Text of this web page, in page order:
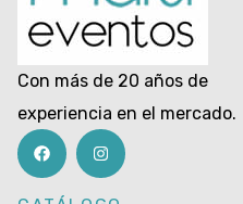
Con más de 20 años de
experiencia en el mercado.